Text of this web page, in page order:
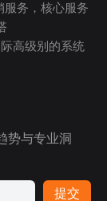
服务，核心服务
高级别的系统
势与专业洞
提交